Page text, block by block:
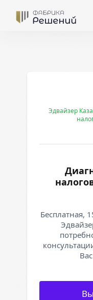
Эдвайзер
Бесплатная,